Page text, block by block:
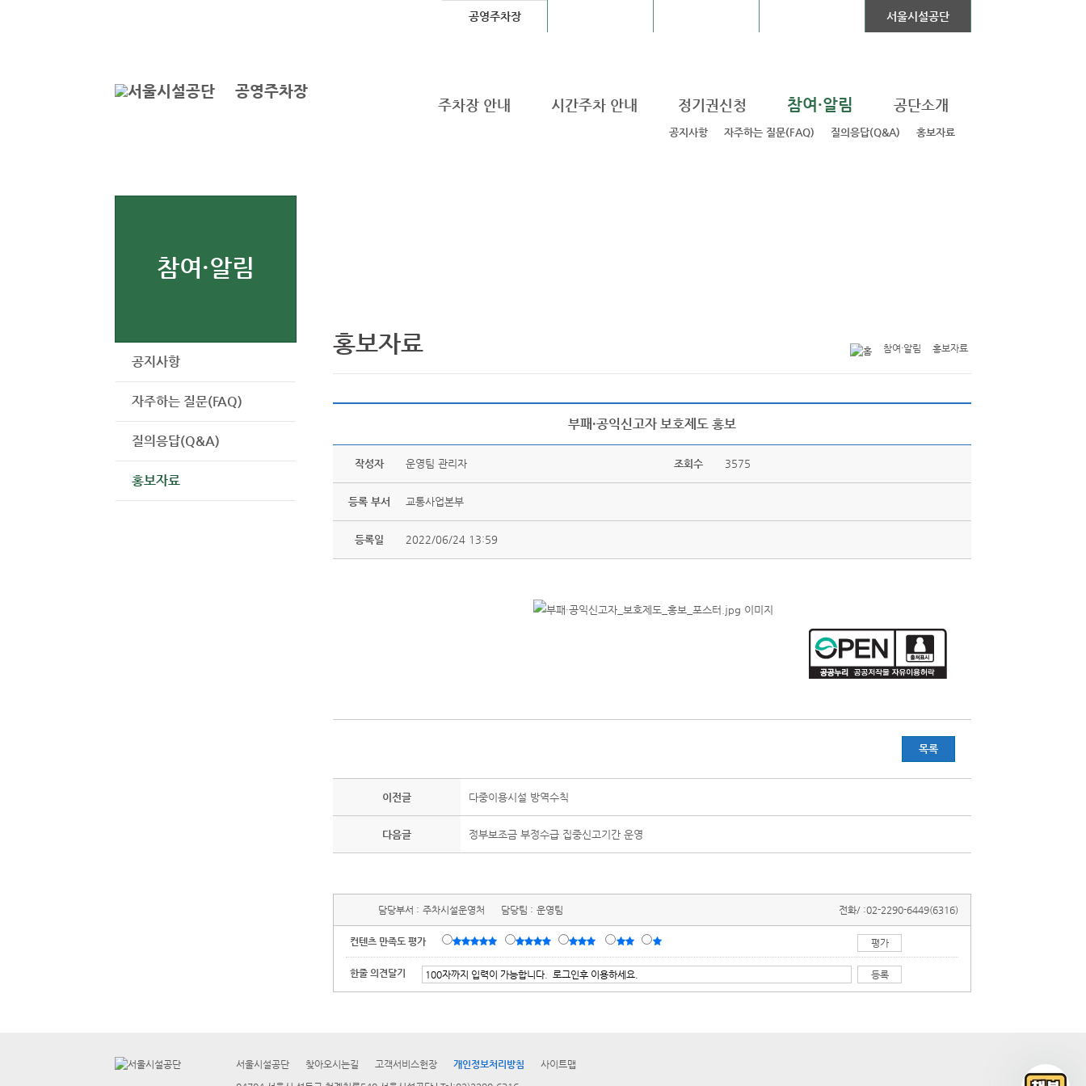
공영주차장
공영주차장 서울시설공단
주차장 안내 시간주차 안내 정기권신청 참여·알림
공지사항 자주하는 질문(FAQ) 질의응답(Q&A) 홍보자료
공단소개
참여·알림
공지사항
자주하는 질문(FAQ)
질의응답(Q&A)
홍보자료
홍보자료 참여·알림 홍보자료
부패·공익신고자 보호제도 홍보
작성자 운영팀 관리자 조회수 3575
등록 부서 교통사업본부
등록일 2022/06/24 13:59
목록
이전글 다중이용시설 방역수칙
다음글 정부보조금 부정수급 집중신고기간 운영
담당부서 : 주차시설운영처 담당팀 : 운영팀 전화/ :02-2290-6449(6316)
컨텐츠 만족도 평가
한줄 의견달기
서울시설공단 찾아오시는길 고객서비스헌장 개인정보처리방침
사이트맵